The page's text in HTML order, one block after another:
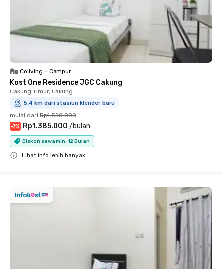
Coliving • Campur
Kost One Residence JGC Cakung
Cakung Timur, Cakung
5.4 km dari stasiun klender baru
mulai dari Rp1.500.000
-7% Rp1.385.000 /bulan
Diskon sewa min. 12 Bulan
Lihat info lebih banyak